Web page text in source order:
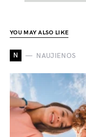
YOU MAY ALSO LIKE
N NAUJIENOS